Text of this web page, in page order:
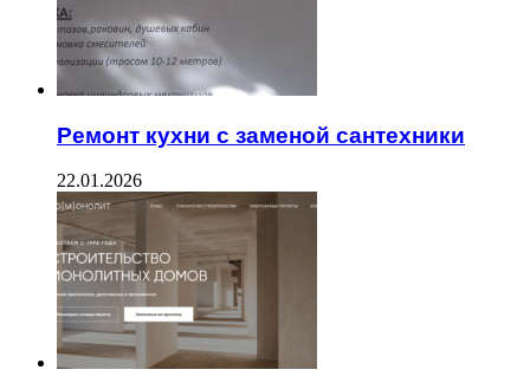
Ремонт кухни с заменой сантехники
22.01.2026